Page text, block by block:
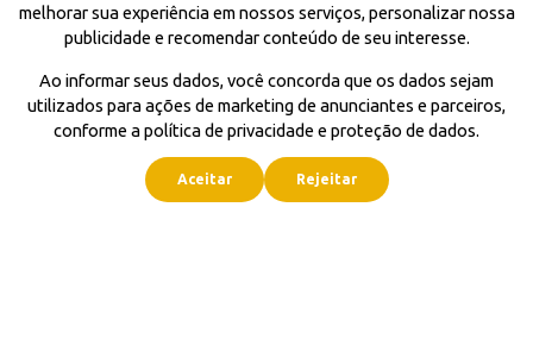
melhorar sua experiência em nossos serviços, personalizar nossa
publicidade e recomendar conteúdo de seu interesse.
Ao informar seus dados, você concorda que os dados sejam
utilizados para ações de marketing de anunciantes e parceiros,
conforme a política de privacidade e proteção de dados.
Aceitar Rejeitar